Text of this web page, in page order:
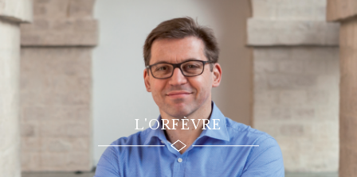
L'ORFÈVRE